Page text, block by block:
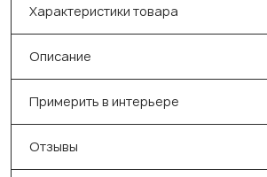
Характеристики товара
Описание
Примерить в интерьере
Отзывы